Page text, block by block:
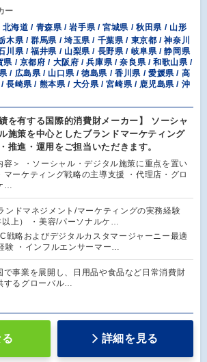
ー
北海道 / 青森県 / 岩手県 / 宮城県 / 秋田県 / 山形
木県 / 群馬県 / 埼玉県 / 千葉県 / 東京都 / 神奈川
川県 / 福井県 / 山梨県 / 長野県 / 岐阜県 / 静岡県
県 / 京都府 / 大阪府 / 兵庫県 / 奈良県 / 和歌山県 /
/ 広島県 / 山口県 / 徳島県 / 香川県 / 愛媛県 / 高
長崎県 / 熊本県 / 大分県 / 宮崎県 / 鹿児島県 / 沖
績を有する国際的消費財メーカー】 ソーシャ
施策を中心としたブランドマーケティング
推進・運用をご担当いただきます。
容＞ ・ソーシャル・デジタル施策に重点を置い
マーケティング戦略の主導支援 ・代理店・グロ
…
ンドマネジメント/マーケティングの実務経験
以上） ・美容/パーソナルケ…
戦略およびデジタルカスタマージャーニー最適
験 ・インフルエンサーマー…
で事業を展開し、日用品や食品など日常消費財
するグローバル…
詳細を見る